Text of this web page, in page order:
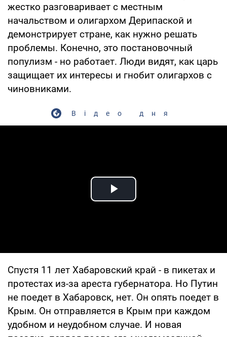
жестко разговаривает с местным
начальством и олигархом Дерипаской и
демонстрирует стране, как нужно решать
проблемы. Конечно, это постановочный
популизм - но работает. Люди видят, как царь
защищает их интересы и гнобит олигархов с
чиновниками.
Відео дня
Play Video
Спустя 11 лет Хабаровский край - в пикетах и
протестах из-за ареста губернатора. Но Путин
не поедет в Хабаровск, нет. Он опять поедет в
Крым. Он отправляется в Крым при каждом
удобном и неудобном случае. И новая